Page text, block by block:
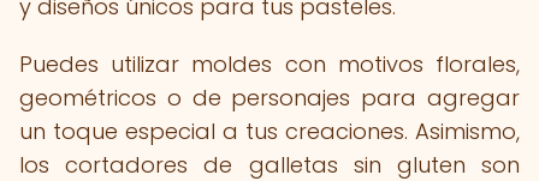
y diseños únicos para tus pasteles.
Puedes utilizar moldes con motivos florales,
geométricos o de personajes para agregar
un toque especial a tus creaciones. Asimismo,
los cortadores de galletas sin gluten son